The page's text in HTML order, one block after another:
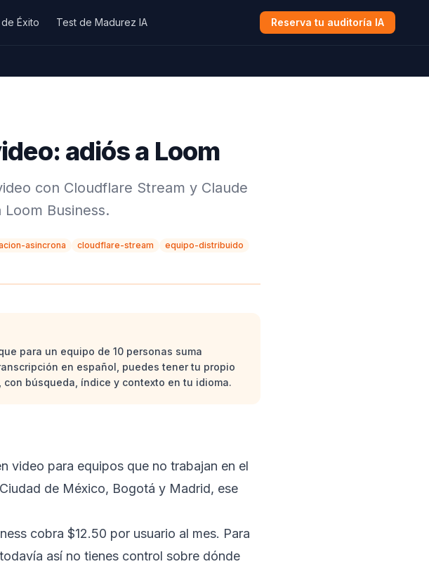
Éxito Test de Madurez IA Reserva tu auditoría IA
adiós a Loom
con Cloudflare Stream y Claude
Business.
asincrona cloudflare-stream
equipo-distribuido
para un equipo de 10 personas suma
en español, puedes tener tu propio
búsqueda, índice y contexto en tu idioma.
video para equipos que no trabajan en el
de México, Bogotá y Madrid, ese
cobra $12.50 por usuario al mes. Para
así no tienes control sobre dónde